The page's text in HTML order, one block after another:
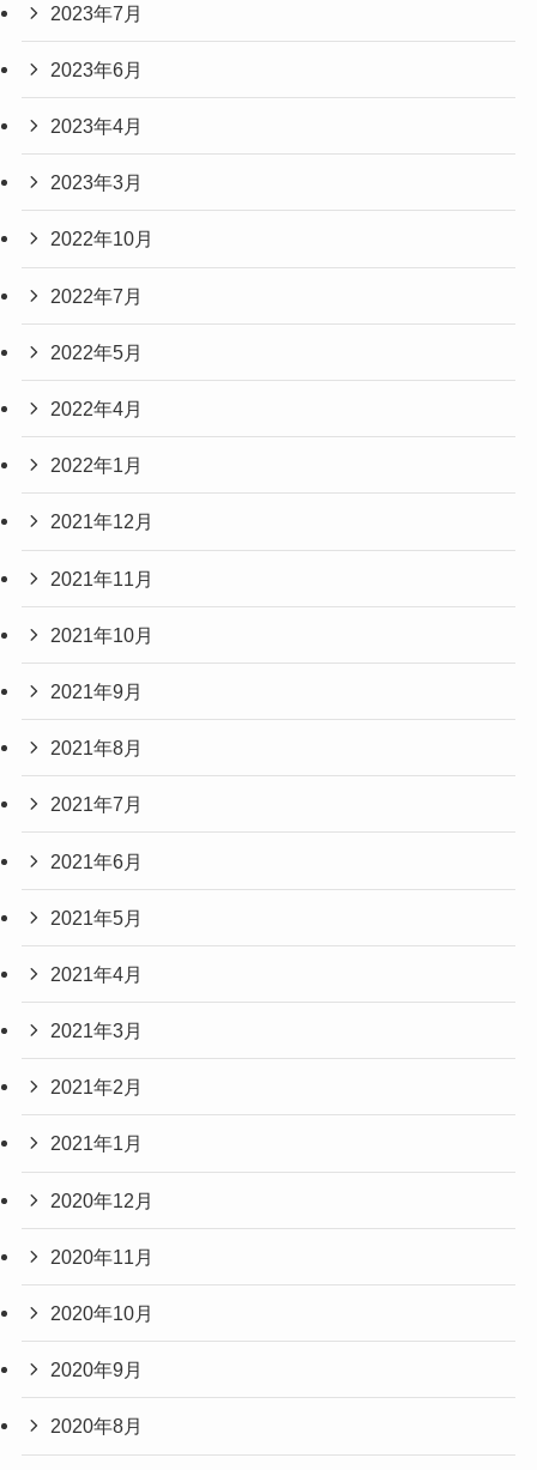
2023年7月
2023年6月
2023年4月
2023年3月
2022年10月
2022年7月
2022年5月
2022年4月
2022年1月
2021年12月
2021年11月
2021年10月
2021年9月
2021年8月
2021年7月
2021年6月
2021年5月
2021年4月
2021年3月
2021年2月
2021年1月
2020年12月
2020年11月
2020年10月
2020年9月
2020年8月